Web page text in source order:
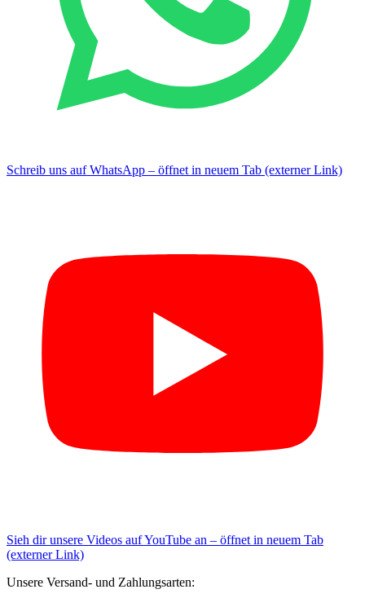
Schreib uns auf WhatsApp – öffnet in neuem Tab (externer Link)
Sieh dir unsere Videos auf YouTube an – öffnet in neuem Tab
(externer Link)
Unsere Versand- und Zahlungsarten: